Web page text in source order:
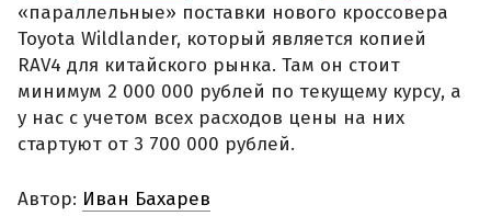
«параллельные» поставки нового кроссовера
Toyota Wildlander, который является копией
RAV4 для китайского рынка. Там он стоит
минимум 2 000 000 рублей по текущему курсу, а
у нас с учетом всех расходов цены на них
стартуют от 3 700 000 рублей.
Автор: Иван Бахарев